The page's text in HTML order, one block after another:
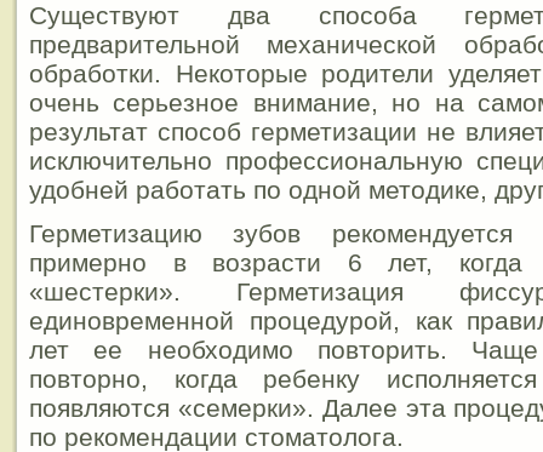
Существуют два способа
предварительной механической
обработки. Некоторые родители
очень серьезное внимание, но на
результат способ герметизации не
исключительно профессиональную
удобней работать по одной методике,
Герметизацию зубов рекомендуется
примерно в возрасти 6 лет, когда
«шестерки». Герметизация
единовременной процедурой, как
лет ее необходимо повторить.
повторно, когда ребенку
появляются «семерки». Далее эта
по рекомендации стоматолога.